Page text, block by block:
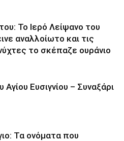
Το Ιερό Λείψανο του
αναλλοίωτο και τις
το σκέπαζε ουράνιο
Αγίου Ευσιγνίου – Συναξάρι
Τα ονόματα που